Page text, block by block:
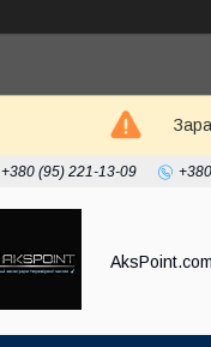
+380 (95) 221-13-09